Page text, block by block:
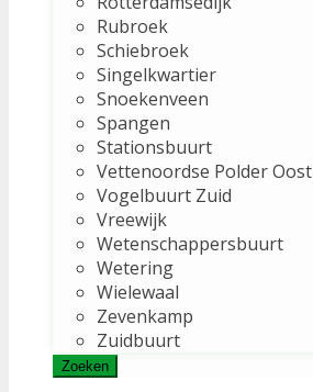
Rubroek
Schiebroek
Singelkwartier
Snoekenveen
Spangen
Stationsbuurt
Vettenoordse Polder Oost
Vogelbuurt Zuid
Vreewijk
Wetenschappersbuurt
Wetering
Wielewaal
Zevenkamp
Zuidbuurt
Zoeken